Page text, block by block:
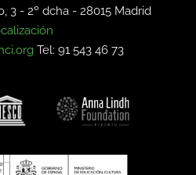
3 - 2º dcha -28015 Madrid
Tel: 91 543 46 73